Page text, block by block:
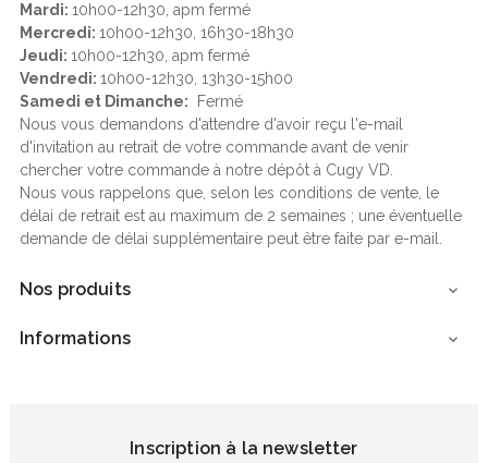
Mardi: 10h00-12h30, apm fermé
Mercredi: 10h00-12h30, 16h30-18h30
Jeudi: 10h00-12h30, apm fermé
Vendredi: 10h00-12h30, 13h30-15h00
Samedi et Dimanche: Fermé
Nous vous demandons d'attendre d'avoir reçu l'e-mail
d'invitation au retrait de votre commande avant de venir
chercher votre commande à notre dépôt à Cugy VD.
Nous vous rappelons que, selon les conditions de vente, le
délai de retrait est au maximum de 2 semaines ; une éventuelle
demande de délai supplémentaire peut être faite par e-mail.
Nos produits 
Informations 
Inscription à la newsletter